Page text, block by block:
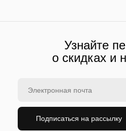
Узнайте
о скидках и
Подписаться на рассылку